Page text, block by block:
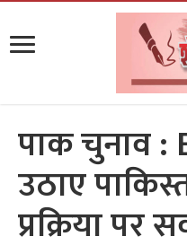
पाक चुनाव :
उठाए
प्रक्रिया पर